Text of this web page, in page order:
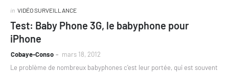
in VIDÉO SURVEILLANCE
Test: Baby Phone 3G, le babyphone pour
iPhone
Cobaye-Conso
mars 18, 2012
Le problème de nombreux babyphones c'est leur portée, qui est souvent